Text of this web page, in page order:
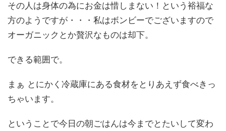
その人は身体の為にお金は惜しまない！という裕福な
方のようですが・・・私はボンビーでございますので
オーガニックとか贅沢なものは却下。
できる範囲で。
まぁ とにかく冷蔵庫にある食材をとりあえず食べきっ
ちゃいます。
ということで今日の朝ごはんは今までとたいして変わ